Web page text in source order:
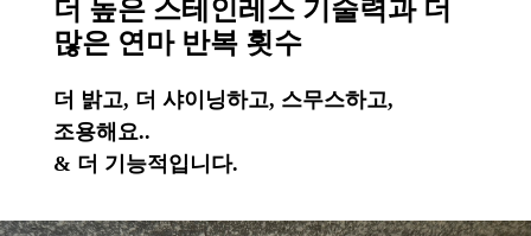
더 높은 스테인레스 기술력과 더
많은 연마 반복 횟수
더 밝고, 더 샤이닝하고, 스무스하고,
조용해요..
& 더 기능적입니다.